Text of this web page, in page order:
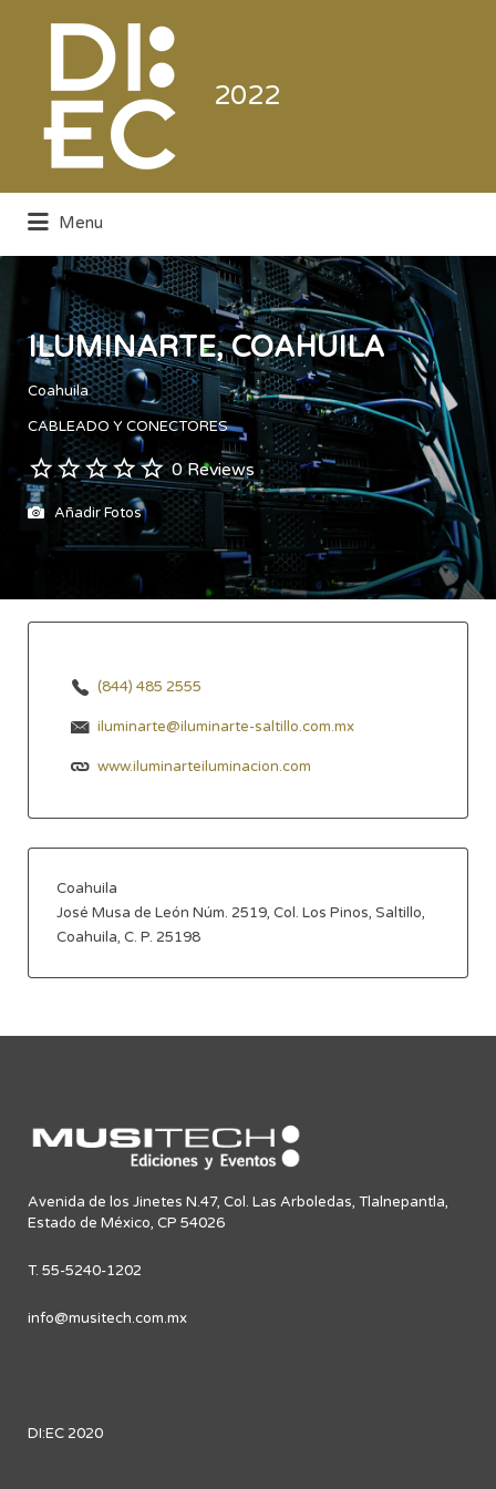
2022
Electrónica de Consumo y Comercial
Buscar
Menu
ILUMINARTE, COAHUILA
Coahuila
CABLEADO Y CONECTORES
0 Reviews
Añadir Fotos
(844) 485 2555
iluminarte@iluminarte-saltillo.com.mx
www.iluminarteiluminacion.com
Coahuila
José Musa de León Núm. 2519, Col. Los Pinos, Saltillo,
Coahuila, C. P. 25198
Avenida de los Jinetes N.47, Col. Las Arboledas, Tlalnepantla,
Estado de México, CP 54026
T. 55-5240-1202
info@musitech.com.mx
DI:EC 2020